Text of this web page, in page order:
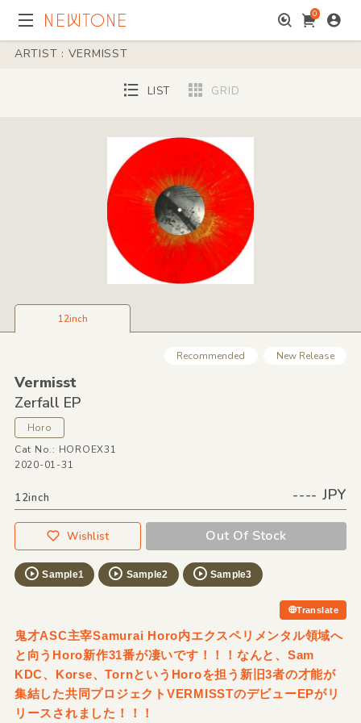
0
ARTIST : VERMISST
LIST GRID
12inch
Recommended New Release
Vermisst
Zerfall EP
Horo
Cat No.: HOROEX31
2020-01-31
12inch ---- JPY
Wishlist Out Of Stock
Sample1 Sample2 Sample3
Translate
鬼才ASC主宰Samurai Horo内エクスペリメンタル領域へ
と向うHoro新作31番が凄いです！！！なんと、Sam
KDC、Korse、TornというHoroを担う新旧3者の才能が
集結した共同プロジェクトVERMISSTのデビューEPがリ
リースされました！！！